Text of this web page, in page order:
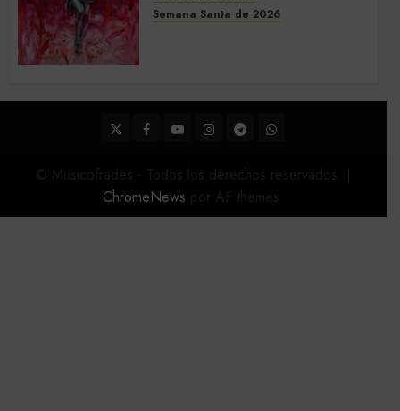
Semana Santa de 2026
22 DE FEBRERO DE 2026
0
TwitterFacebook
YoutubeInstagram
TelegramWhatsApp
ChromeNews